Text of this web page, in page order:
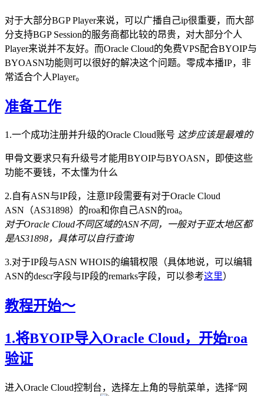
对于大部分BGP Player来说，可以广播自己ip很重要，而大部
分支持BGP Session的服务商都比较的昂贵，对大部分个人
Player来说并不友好。而Oracle Cloud的免费VPS配合BYOIP与
BYOASN功能则可以很好的解决这个问题。零成本播IP，非
常适合个人Player。
准备工作
1.一个成功注册并升级的Oracle Cloud账号 这步应该是最难的
甲骨文要求只有升级号才能用BYOIP与BYOASN，即使这些
功能不要钱，不太懂为什么
2.自有ASN与IP段，注意IP段需要有对于Oracle Cloud
ASN（AS31898）的roa和你自己ASN的roa。
对于Oracle Cloud不同区域的ASN不同，一般对于亚太地区都
是AS31898，具体可以自行查询
3.对于IP段与ASN WHOIS的编辑权限（具体地说，可以编辑
ASN的descr字段与IP段的remarks字段，可以参考这里）
教程开始～
1.将BYOIP导入Oracle Cloud，开始roa
验证
进入Oracle Cloud控制台，选择左上角的导航菜单，选择“网